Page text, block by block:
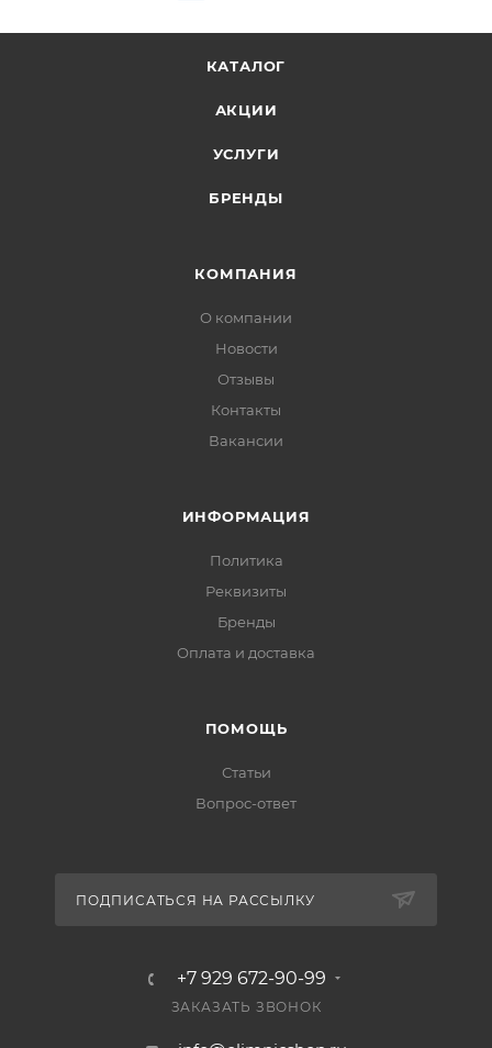
КАТАЛОГ
АКЦИИ
УСЛУГИ
БРЕНДЫ
КОМПАНИЯ
О компании
Новости
Отзывы
Контакты
Вакансии
ИНФОРМАЦИЯ
Политика
Реквизиты
Бренды
Оплата и доставка
ПОМОЩЬ
Статьи
Вопрос-ответ
ПОДПИСАТЬСЯ НА РАССЫЛКУ
+7 929 672-90-99
ЗАКАЗАТЬ ЗВОНОК